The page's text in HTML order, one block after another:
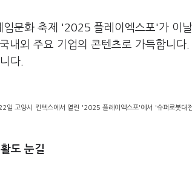
임문화 축제 '2025 플레이엑스포'가 이
내외 주요 기업의 콘텐츠로 가득합니
다.
일 고양시 킨텍스에서 열린 '2025 플레이엑스포'에서 '슈퍼로봇대
도 눈길